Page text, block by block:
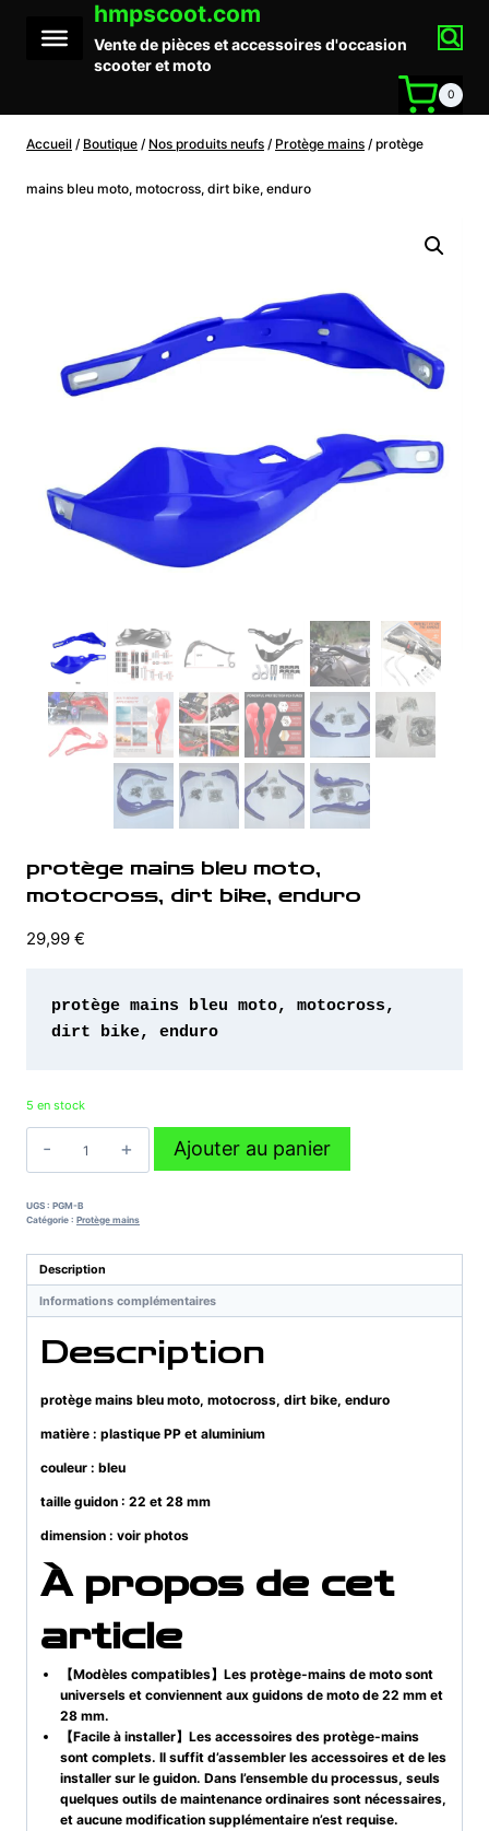
contenu
hmpscoot.com
Vente de pièces et accessoires d'occasion
scooter et moto
0
Accueil / Boutique / Nos produits neufs / Protège mains / protège
mains bleu moto, motocross, dirt bike, enduro
protège mains bleu moto,
motocross, dirt bike, enduro
29,99 €
protège mains bleu moto, motocross,
dirt bike, enduro
5 en stock
mains
bleu
motocross,
dirt
bike,
Ajouter au panier
UGS : PGM-B
Catégorie : Protège mains
Description
Informations complémentaires
Description
protège mains bleu moto, motocross, dirt bike, enduro
matière : plastique PP et aluminium
couleur : bleu
taille guidon : 22 et 28 mm
dimension : voir photos
À propos de cet
article
【Modèles compatibles】Les protège-mains de moto sont
universels et conviennent aux guidons de moto de 22 mm et
28 mm.
【Facile à installer】Les accessoires des protège-mains
sont complets. Il suffit d’assembler les accessoires et de les
installer sur le guidon. Dans l’ensemble du processus, seuls
quelques outils de maintenance ordinaires sont nécessaires,
et aucune modification supplémentaire n’est requise.